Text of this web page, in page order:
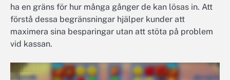
ha en gräns för hur många gånger de kan lösas in. Att
förstå dessa begränsningar hjälper kunder att
maximera sina besparingar utan att stöta på problem
vid kassan.